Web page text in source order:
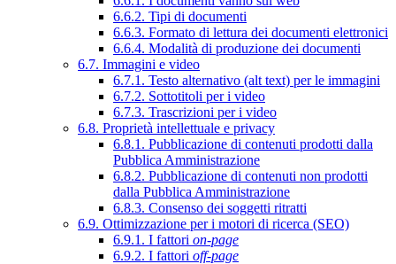
6.6.2. Tipi di documenti
6.6.3. Formato di lettura dei documenti elettronici
6.6.4. Modalità di produzione dei documenti
6.7. Immagini e video
6.7.1. Testo alternativo (alt text) per le immagini
6.7.2. Sottotitoli per i video
6.7.3. Trascrizioni per i video
6.8. Proprietà intellettuale e privacy
6.8.1. Pubblicazione di contenuti prodotti dalla
Pubblica Amministrazione
6.8.2. Pubblicazione di contenuti non prodotti
dalla Pubblica Amministrazione
6.8.3. Consenso dei soggetti ritratti
6.9. Ottimizzazione per i motori di ricerca (SEO)
6.9.1. I fattori on-page
6.9.2. I fattori off-page